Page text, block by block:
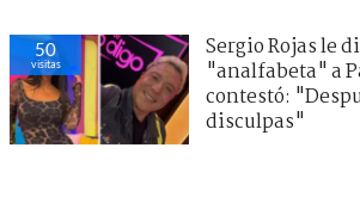
50
visitas
Sergio Rojas le
"analfabeta" a
contestó:
disculpas"